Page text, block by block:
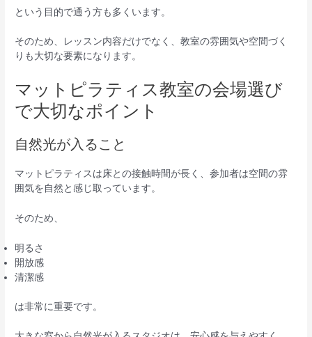
という目的で通う方も多くいます。
そのため、レッスン内容だけでなく、教室の雰囲気や空間づく
りも大切な要素になります。
マットピラティス教室の会場選び
で大切なポイント
自然光が入ること
マットピラティスは床との接触時間が長く、参加者は空間の雰
囲気を自然と感じ取っています。
そのため、
明るさ
開放感
清潔感
は非常に重要です。